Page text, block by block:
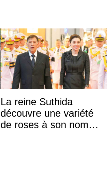
La reine Suthida
découvre une variété
de roses à son nom